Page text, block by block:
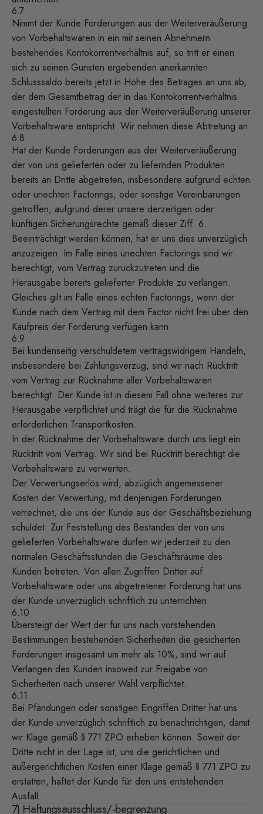
6.7
Nimmt der Kunde Forderungen aus der Weiterveräußerung
von Vorbehaltswaren in ein mit seinen Abnehmern
bestehendes Kontokorrentverhältnis auf, so tritt er einen
sich zu seinen Gunsten ergebenden anerkannten
Schlusssaldo bereits jetzt in Höhe des Betrages an uns ab,
der dem Gesamtbetrag der in das Kontokorrentverhältnis
eingestellten Forderung aus der Weiterveräußerung unserer
Vorbehaltsware entspricht. Wir nehmen diese Abtretung an.
6.8
Hat der Kunde Forderungen aus der Weiterveräußerung
der von uns gelieferten oder zu liefernden Produkten
bereits an Dritte abgetreten, insbesondere aufgrund echten
oder unechten Factorings, oder sonstige Vereinbarungen
getroffen, aufgrund derer unsere derzeitigen oder
künftigen Sicherungsrechte gemäß dieser Ziff. 6.
Beeinträchtigt werden können, hat er uns dies unverzüglich
anzuzeigen. Im Falle eines unechten Factorings sind wir
berechtigt, vom Vertrag zurückzutreten und die
Herausgabe bereits gelieferter Produkte zu verlangen.
Gleiches gilt im Falle eines echten Factorings, wenn der
Kunde nach dem Vertrag mit dem Factor nicht frei über den
Kaufpreis der Forderung verfügen kann.
6.9
Bei kundenseitig verschuldetem vertragswidrigem Handeln,
insbesondere bei Zahlungsverzug, sind wir nach Rücktritt
vom Vertrag zur Rücknahme aller Vorbehaltswaren
berechtigt. Der Kunde ist in diesem Fall ohne weiteres zur
Herausgabe verpflichtet und trägt die für die Rücknahme
erforderlichen Transportkosten.
In der Rücknahme der Vorbehaltsware durch uns liegt ein
Rücktritt vom Vertrag. Wir sind bei Rücktritt berechtigt die
Vorbehaltsware zu verwerten.
Der Verwertungserlös wird, abzüglich angemessener
Kosten der Verwertung, mit denjenigen Forderungen
verrechnet, die uns der Kunde aus der Geschäftsbeziehung
schuldet. Zur Feststellung des Bestandes der von uns
gelieferten Vorbehaltsware dürfen wir jederzeit zu den
normalen Geschäftsstunden die Geschäftsräume des
Kunden betreten. Von allen Zugriffen Dritter auf
Vorbehaltsware oder uns abgetretener Forderung hat uns
der Kunde unverzüglich schriftlich zu unterrichten.
6.10
Übersteigt der Wert der für uns nach vorstehenden
Bestimmungen bestehenden Sicherheiten die gesicherten
Forderungen insgesamt um mehr als 10%, sind wir auf
Verlangen des Kunden insoweit zur Freigabe von
Sicherheiten nach unserer Wahl verpflichtet.
6.11
Bei Pfändungen oder sonstigen Eingriffen Dritter hat uns
der Kunde unverzüglich schriftlich zu benachrichtigen, damit
wir Klage gemäß § 771 ZPO erheben können. Soweit der
Dritte nicht in der Lage ist, uns die gerichtlichen und
außergerichtlichen Kosten einer Klage gemäß § 771 ZPO zu
erstatten, haftet der Kunde für den uns entstehenden
Ausfall.
7) Haftungsausschluss/-begrenzung